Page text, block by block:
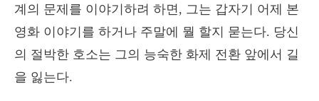
계의 문제를 이야기하려 하면, 그는 갑자기 어제 본
영화 이야기를 하거나 주말에 뭘 할지 묻는다. 당신
의 절박한 호소는 그의 능숙한 화제 전환 앞에서 길
을 잃는다.